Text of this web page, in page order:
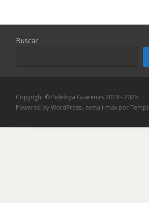
Buscar
Copyright © Pideloya Guarenas 2019 - 2026
Powered by WordPress , tema i-max por